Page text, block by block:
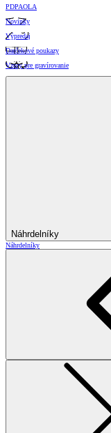
PDPAOLA
Novinky
Výpredaj
Darčekové poukazy
Vzory pre gravírovanie
Náhrdelníky
Náhrdelníky